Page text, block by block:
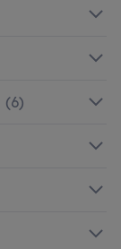
(6)